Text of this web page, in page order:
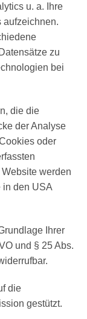
u. a. Ihre
aufzeichnen.
zu
bei
die die
der Analyse
oder
werden
in den USA
Ihrer
und § 25 Abs.
die
gestützt.